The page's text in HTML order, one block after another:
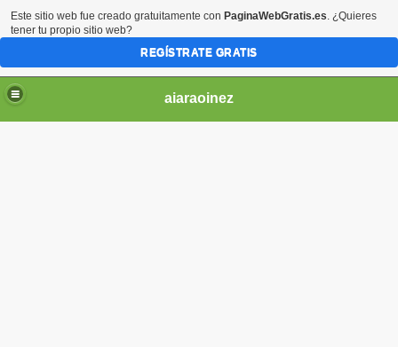
aiaraoinez
Este sitio web fue creado gratuitamente con PaginaWebGratis.es. ¿Quieres
tener tu propio sitio web?
REGÍSTRATE GRATIS